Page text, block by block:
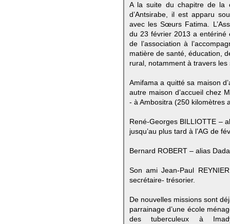
A la suite du chapitre de la
d’Antsirabe, il est apparu
avec les Sœurs Fatima.
du 23 février 2013 a entériné
de l’association à
matière de santé, éducation,
rural, notamment à travers
Amifama a quitté sa maison
autre maison d’accueil chez
- à Ambositra (250 kilomètres
René-Georges BILLIOTTE –
jusqu’au plus tard à l’AG de
Bernard ROBERT – alias
Son ami Jean-Paul
secrétaire- trésorier.
De nouvelles missions sont
parrainage d’une école
des tuberculeux à